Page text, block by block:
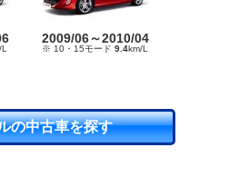
L
2009/06～2010/04
※ 10・15モード 9.4km/L
の中古車を探す